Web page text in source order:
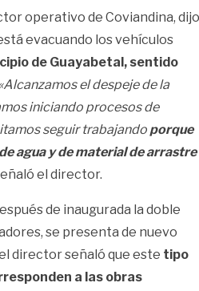
operativo de Coviandina, dijo
evacuando los vehículos
de Guayabetal, sentido
el despeje de la
iniciando procesos de
seguir trabajando porque
agua y de material de arrastre
el director.
de inaugurada la doble
se presenta de nuevo
director señaló que este tipo
a las obras